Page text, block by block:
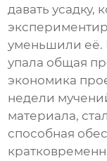
давать усадку,
уменьшили её.
упала общая
экономика
недели
материала,
способная